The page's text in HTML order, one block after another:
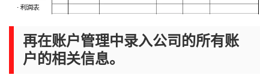
再在账户管理中录入公司的所有账
户的相关信息。